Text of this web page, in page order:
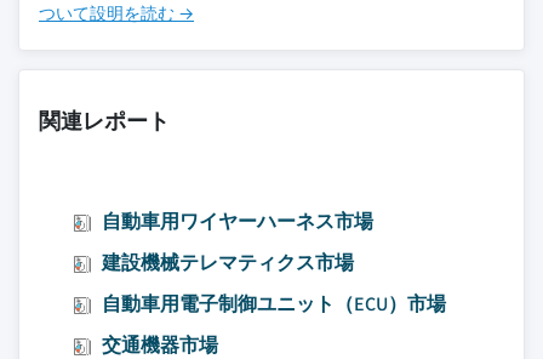
ついて設明を読む →
関連レポート
自動車用ワイヤーハーネス市場
建設機械テレマティクス市場
自動車用電子制御ユニット（ECU）市場
交通機器市場